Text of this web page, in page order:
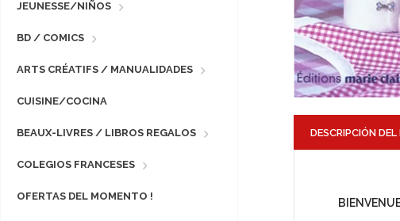
JEUNESSE/NIÑOS
BD / COMICS
ARTS CRÉATIFS / MANUALIDADES
CUISINE/COCINA
BEAUX-LIVRES / LIBROS REGALOS
COLEGIOS FRANCESES
OFERTAS DEL MOMENTO !
DESCRIPCIÓN